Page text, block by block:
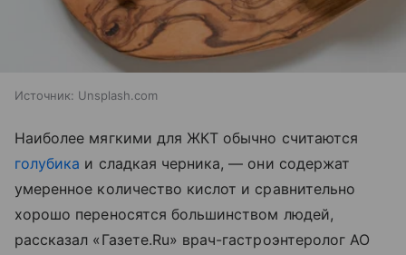
Источник: Unsplash.com
Наиболее мягкими для ЖКТ обычно считаются
голубика и сладкая черника, — они содержат
умеренное количество кислот и сравнительно
хорошо переносятся большинством людей,
рассказал «Газете.Ru» врач-гастроэнтеролог АО